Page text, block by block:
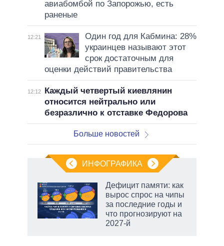
авиабомбой по Запорожью, есть
раненые
12:21
Один год для Кабмина: 28%
украинцев называют этот
срок достаточным для
оценки действий правительства
12:12
Каждый четвертый киевлянин
относится нейтрально или
безразлично к отставке Федорова
Больше новостей
ИНФОГРАФИКА
Дефицит памяти: как
вырос спрос на чипы
за последние годы и
что прогнозируют на
2027-й